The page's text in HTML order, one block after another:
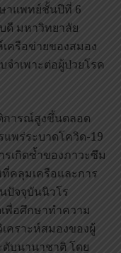
าแพทย์ชั้นปีที่ 6
ดี มหาวิทยาลัย
ครือข่ายของสมอง
ำเพาะต่อผู้ป่วยโรค
การณ์สูงขึ้นตลอด
พร่ระบาดโควิด-19
เกิดซ้ำของภาวะซึม
คลุมเครือและการ
ปัจจุบันนิวโร
พื่อศึกษาทำความ
คราะห์สมองของผู้
ดับนานาชาติ โดย